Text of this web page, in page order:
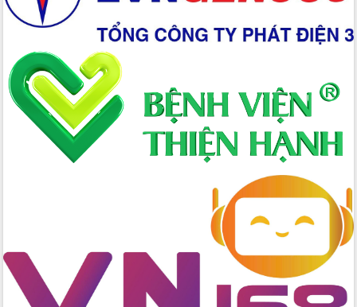
Quyết liệt tháo gỡ vướng mắc, đẩy
nhanh tiến độ các dự án trọng điểm
trong Khu kinh tế Nam Phú Yên
Hòn Yến phát triển du lịch gắn với bảo
tồn biển
Lấy ý kiến điều chỉnh Quy hoạch tỉnh
Đắk Lắk thời kỳ 2021-2030, tầm nhìn
đến năm 2050
Phát động chiến dịch 30 ngày đêm
giải phóng mặt bằng Tuyến đường bộ
Đắk Lắk ký kết thỏa thuận hợp tác về
chuyển đổi số giai đoạn 2026 – 2030
với Tập đoàn Bưu chính Viễn thông
Việt Nam